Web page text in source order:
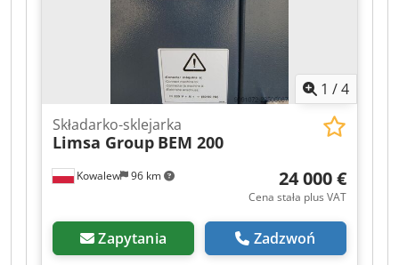
1 /4
Kowalew 96 km
Składarko-sklejarka
Limsa Group BEM 200
24 000 €
Cena stała plus VAT
Zapytania Zadzwoń